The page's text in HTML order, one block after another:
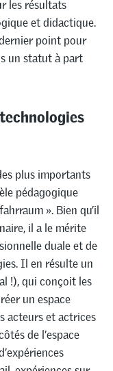
les résultats
et didactique.
point pour
un statut à part
plus importants
pédagogique
». Bien qu’il
il a le mérite
duale et de
Il en résulte un
!), qui conçoit les
un espace
acteurs et actrices
de l’espace